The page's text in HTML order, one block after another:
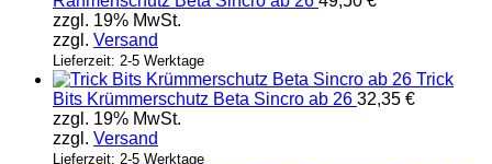
Produktseite
gewählt
werden
zzgl. 19% MwSt.
zzgl. Versand
Lieferzeit: 2-5 Werktage
Trick
Bits Krümmerschutz Beta Sincro ab 26 32,35 €
zzgl. 19% MwSt.
zzgl. Versand
Lieferzeit: 2-5 Werktage